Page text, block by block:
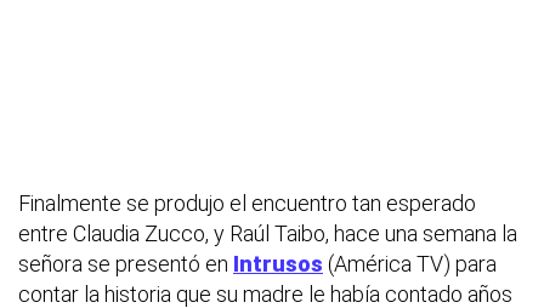
Finalmente se produjo el encuentro tan esperado
entre Claudia Zucco, y Raúl Taibo, hace una semana la
señora se presentó en Intrusos (América TV) para
contar la historia que su madre le había contado años